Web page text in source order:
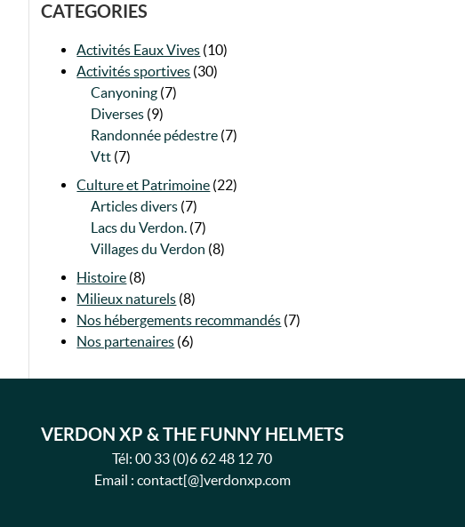
CATEGORIES
Activités Eaux Vives (10)
Activités sportives (30)
Canyoning (7)
Diverses (9)
Randonnée pédestre (7)
Vtt (7)
Culture et Patrimoine (22)
Articles divers (7)
Lacs du Verdon. (7)
Villages du Verdon (8)
Histoire (8)
Milieux naturels (8)
Nos hébergements recommandés (7)
Nos partenaires (6)
VERDON XP & THE FUNNY HELMETS
Tél: 00 33 (0)6 62 48 12 70
Email : contact[@]verdonxp.com